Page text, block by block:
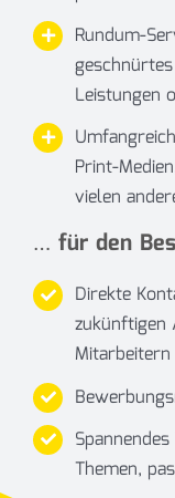
Rundum-
Leistungen
Print-
vielen
… für den
Direkte
zukünftigen
Themen,